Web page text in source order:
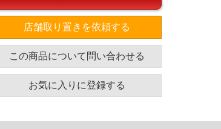
帯幅
単位はcm
客様がご使用の環境（コンピュータ画
なる場合があります。お取り扱い前に
店舗取り置きを依頼する
この商品について問い合わせる
お気に入りに登録する